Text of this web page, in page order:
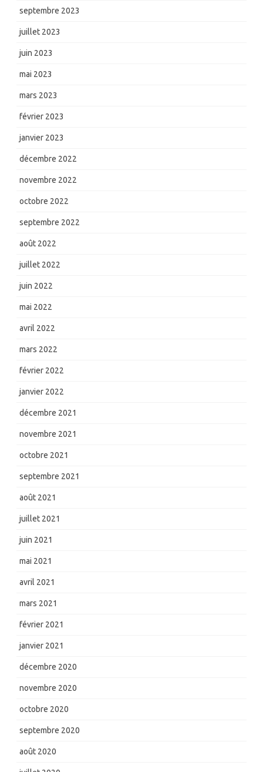
septembre 2023
juillet 2023
juin 2023
mai 2023
mars 2023
février 2023
janvier 2023
décembre 2022
novembre 2022
octobre 2022
septembre 2022
août 2022
juillet 2022
juin 2022
mai 2022
avril 2022
mars 2022
février 2022
janvier 2022
décembre 2021
novembre 2021
octobre 2021
septembre 2021
août 2021
juillet 2021
juin 2021
mai 2021
avril 2021
mars 2021
février 2021
janvier 2021
décembre 2020
novembre 2020
octobre 2020
septembre 2020
août 2020